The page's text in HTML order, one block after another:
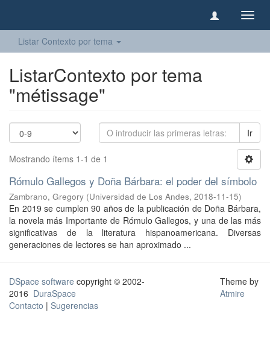
Listar Contexto por tema
ListarContexto por tema
"métissage"
Ir
Mostrando ítems 1-1 de 1
Rómulo Gallegos y Doña Bárbara: el poder del símbolo
Zambrano, Gregory (Universidad de Los Andes, 2018-11-15)
En 2019 se cumplen 90 años de la publicación de Doña Bárbara,
la novela más Importante de Rómulo Gallegos, y una de las más
significativas de la literatura hispanoamericana. Diversas
generaciones de lectores se han aproximado ...
DSpace software copyright © 2002-
2016 DuraSpace
Contacto | Sugerencias
Theme by
Atmire